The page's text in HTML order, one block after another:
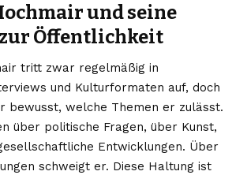
und seine
Öffentlichkeit
tritt zwar regelmäßig in
und Kulturformaten auf, doch
bewusst, welche Themen er zulässt.
über politische Fragen, über Kunst,
Entwicklungen. Über
schweigt er. Diese Haltung ist